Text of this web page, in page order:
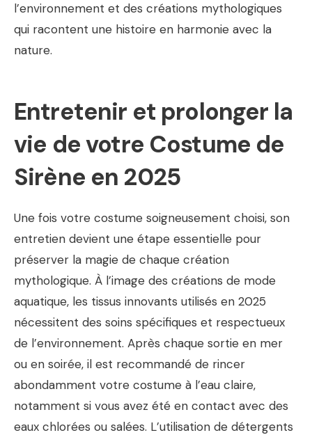
l’environnement et des créations mythologiques
qui racontent une histoire en harmonie avec la
nature.
Entretenir et prolonger la
vie de votre Costume de
Sirène en 2025
Une fois votre costume soigneusement choisi, son
entretien devient une étape essentielle pour
préserver la magie de chaque création
mythologique. À l’image des créations de mode
aquatique, les tissus innovants utilisés en 2025
nécessitent des soins spécifiques et respectueux
de l’environnement. Après chaque sortie en mer
ou en soirée, il est recommandé de rincer
abondamment votre costume à l’eau claire,
notamment si vous avez été en contact avec des
eaux chlorées ou salées. L’utilisation de détergents